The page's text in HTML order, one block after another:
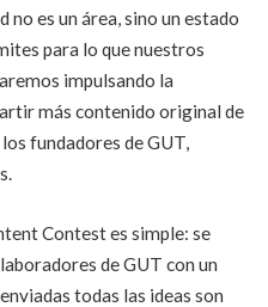
no es un área, sino un estado
para lo que nuestros
impulsando la
más contenido original de
fundadores de GUT,
Contest es simple: se
de GUT con un
todas las ideas son